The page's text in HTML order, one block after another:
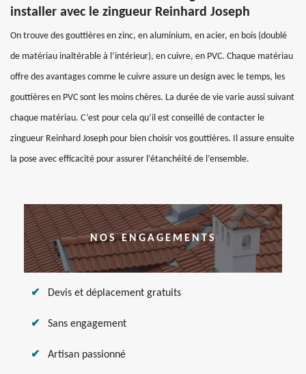
installer avec le zingueur Reinhard Joseph
On trouve des gouttières en zinc, en aluminium, en acier, en bois (doublé
de matériau inaltérable à l’intérieur), en cuivre, en PVC. Chaque matériau
offre des avantages comme le cuivre assure un design avec le temps, les
gouttières en PVC sont les moins chères. La durée de vie varie aussi suivant
chaque matériau. C’est pour cela qu’il est conseillé de contacter le
zingueur Reinhard Joseph pour bien choisir vos gouttières. Il assure ensuite
la pose avec efficacité pour assurer l’étanchéité de l’ensemble.
NOS ENGAGEMENTS
Devis et déplacement gratuits
Sans engagement
Artisan passionné